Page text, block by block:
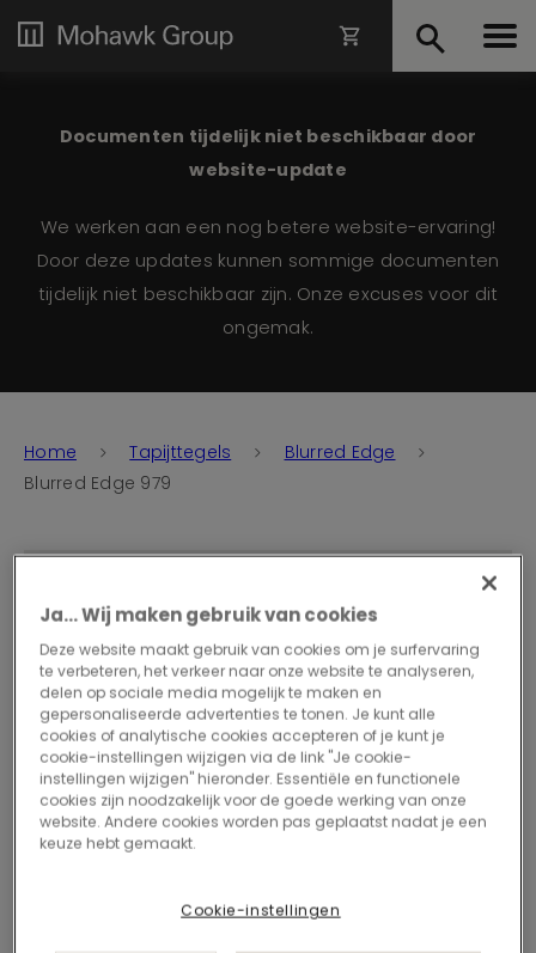
Documenten tijdelijk niet beschikbaar door
website-update
We werken aan een nog betere website-ervaring!
Door deze updates kunnen sommige documenten
tijdelijk niet beschikbaar zijn. Onze excuses voor dit
ongemak.
Home Tapijttegels
Blurred Edge
Blurred Edge 979
Ja... Wij maken gebruik van cookies
Deze website maakt gebruik van cookies om je surfervaring
te verbeteren, het verkeer naar onze website te analyseren,
delen op sociale media mogelijk te maken en
gepersonaliseerde advertenties te tonen. Je kunt alle
cookies of analytische cookies accepteren of je kunt je
cookie-instellingen wijzigen via de link "Je cookie-
instellingen wijzigen" hieronder. Essentiële en functionele
cookies zijn noodzakelijk voor de goede werking van onze
website. Andere cookies worden pas geplaatst nadat je een
keuze hebt gemaakt.
Cookie-instellingen